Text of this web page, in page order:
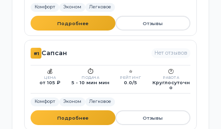
Комфорт Эконом Легковое
Подробнее Отзывы
#1 Сапсан Нет отзывов
💰
ЦЕНА
от 105 ₽
⏱️
ПОДАЧА
5 - 10 мин мин
⭐
РЕЙТИНГ
0.0/5
🕐
РАБОТА
Круглосуточн
о
Комфорт Эконом Легковое
Подробнее Отзывы